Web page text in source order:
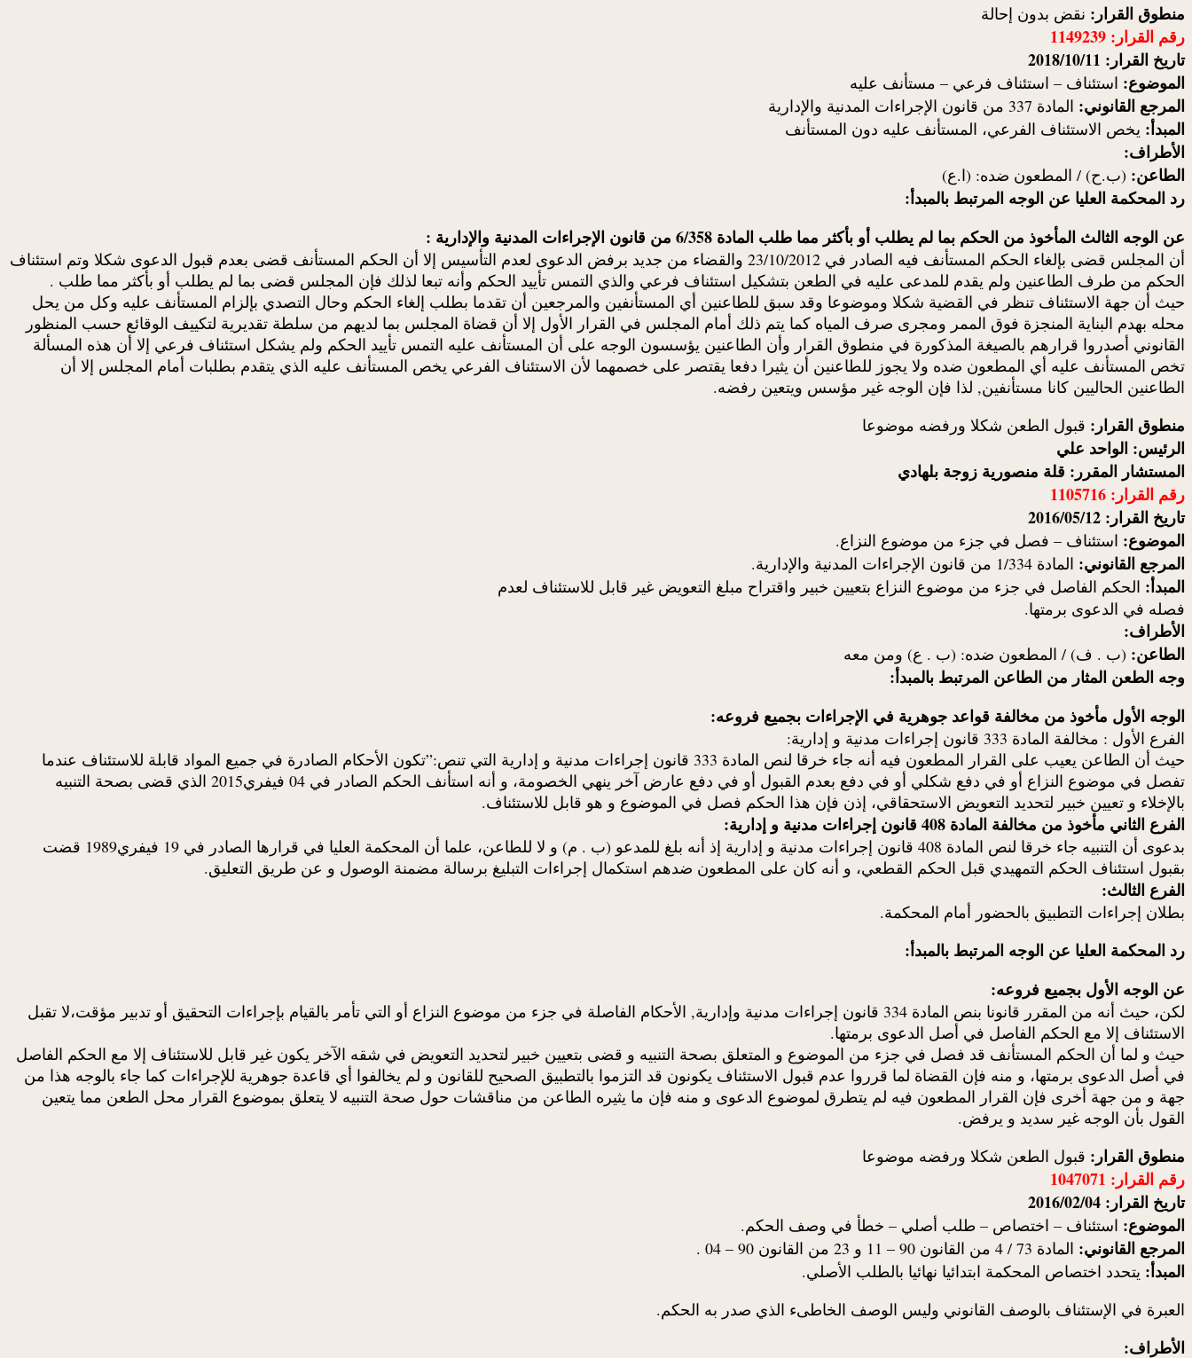
منطوق القرار: نقض بدون إحالة
رقم القرار: 1149239
تاريخ القرار: 2018/10/11
الموضوع: استئناف – استئناف فرعي – مستأنف عليه
المرجع القانوني: المادة 337 من قانون الإجراءات المدنية والإدارية
المبدأ: يخص الاستئناف الفرعي، المستأنف عليه دون المستأنف
الأطراف:
الطاعن: (ب.ح) / المطعون ضده: (ا.ع)
رد المحكمة العليا عن الوجه المرتبط بالمبدأ:
عن الوجه الثالث المأخوذ من الحكم بما لم يطلب أو بأكثر مما طلب المادة 6/358 من قانون الإجراءات المدنية والإدارية :
أن المجلس قضى بإلغاء الحكم المستأنف فيه الصادر في 23/10/2012 والقضاء من جديد برفض الدعوى لعدم التأسيس إلا أن الحكم المستأنف قضى بعدم قبول الدعوى شكلا وتم استئناف
الحكم من طرف الطاعنين ولم يقدم للمدعى عليه في الطعن بتشكيل استئناف فرعي والذي التمس تأييد الحكم وأنه تبعا لذلك فإن المجلس قضى بما لم يطلب أو بأكثر مما طلب .
حيث أن جهة الاستئناف تنظر في القضية شكلا وموضوعا وقد سبق للطاعنين أي المستأنفين والمرجعين أن تقدما بطلب إلغاء الحكم وحال التصدي بإلزام المستأنف عليه وكل من يحل
محله بهدم البناية المنجزة فوق الممر ومجرى صرف المياه كما يتم ذلك أمام المجلس في القرار الأول إلا أن قضاة المجلس بما لديهم من سلطة تقديرية لتكييف الوقائع حسب المنظور
القانوني أصدروا قرارهم بالصيغة المذكورة في منطوق القرار وأن الطاعنين يؤسسون الوجه على أن المستأنف عليه التمس تأييد الحكم ولم يشكل استئناف فرعي إلا أن هذه المسألة
تخص المستأنف عليه أي المطعون ضده ولا يجوز للطاعنين أن يثيرا دفعا يقتصر على خصمهما لأن الاستئناف الفرعي يخص المستأنف عليه الذي يتقدم بطلبات أمام المجلس إلا أن
الطاعنين الحاليين كانا مستأنفين, لذا فإن الوجه غير مؤسس ويتعين رفضه.
منطوق القرار: قبول الطعن شكلا ورفضه موضوعا
الرئيس: الواحد علي
المستشار المقرر: قلة منصورية زوجة بلهادي
رقم القرار: 1105716
تاريخ القرار: 2016/05/12
الموضوع: استئناف – فصل في جزء من موضوع النزاع.
المرجع القانوني: المادة 1/334 من قانون الإجراءات المدنية والإدارية.
المبدأ: الحكم الفاصل في جزء من موضوع النزاع بتعيين خبير واقتراح مبلغ التعويض غير قابل للاستئناف لعدم
فصله في الدعوى برمتها.
الأطراف:
الطاعن: (ب . ف) / المطعون ضده: (ب . ع) ومن معه
وجه الطعن المثار من الطاعن المرتبط بالمبدأ:
الوجه الأول مأخوذ من مخالفة قواعد جوهرية في الإجراءات بجميع فروعه:
الفرع الأول : مخالفة المادة 333 قانون إجراءات مدنية و إدارية:
حيث أن الطاعن يعيب على القرار المطعون فيه أنه جاء خرقا لنص المادة 333 قانون إجراءات مدنية و إدارية التي تنص:”تكون الأحكام الصادرة في جميع المواد قابلة للاستئناف عندما
تفصل في موضوع النزاع أو في دفع شكلي أو في دفع بعدم القبول أو في دفع عارض آخر ينهي الخصومة، و أنه استأنف الحكم الصادر في 04 فيفري2015 الذي قضى بصحة التنبيه
بالإخلاء و تعيين خبير لتحديد التعويض الاستحقاقي، إذن فإن هذا الحكم فصل في الموضوع و هو قابل للاستئناف.
الفرع الثاني مأخوذ من مخالفة المادة 408 قانون إجراءات مدنية و إدارية:
بدعوى أن التنبيه جاء خرقا لنص المادة 408 قانون إجراءات مدنية و إدارية إذ أنه بلغ للمدعو (ب . م) و لا للطاعن، علما أن المحكمة العليا في قرارها الصادر في 19 فيفري1989 قضت
بقبول استئناف الحكم التمهيدي قبل الحكم القطعي، و أنه كان على المطعون ضدهم استكمال إجراءات التبليغ برسالة مضمنة الوصول و عن طريق التعليق.
الفرع الثالث:
بطلان إجراءات التطبيق بالحضور أمام المحكمة.
رد المحكمة العليا عن الوجه المرتبط بالمبدأ:
عن الوجه الأول بجميع فروعه:
لكن، حيث أنه من المقرر قانونا بنص المادة 334 قانون إجراءات مدنية وإدارية, الأحكام الفاصلة في جزء من موضوع النزاع أو التي تأمر بالقيام بإجراءات التحقيق أو تدبير مؤقت،لا تقبل
الاستئناف إلا مع الحكم الفاصل في أصل الدعوى برمتها.
حيث و لما أن الحكم المستأنف قد فصل في جزء من الموضوع و المتعلق بصحة التنبيه و قضى بتعيين خبير لتحديد التعويض في شقه الآخر يكون غير قابل للاستئناف إلا مع الحكم الفاصل
في أصل الدعوى برمتها، و منه فإن القضاة لما قرروا عدم قبول الاستئناف يكونون قد التزموا بالتطبيق الصحيح للقانون و لم يخالفوا أي قاعدة جوهرية للإجراءات كما جاء بالوجه هذا من
جهة و من جهة أخرى فإن القرار المطعون فيه لم يتطرق لموضوع الدعوى و منه فإن ما يثيره الطاعن من مناقشات حول صحة التنبيه لا يتعلق بموضوع القرار محل الطعن مما يتعين
القول بأن الوجه غير سديد و يرفض.
منطوق القرار: قبول الطعن شكلا ورفضه موضوعا
رقم القرار: 1047071
تاريخ القرار: 2016/02/04
الموضوع: استئناف – اختصاص – طلب أصلي – خطأ في وصف الحكم.
المرجع القانوني: المادة 73 / 4 من القانون 90 – 11 و 23 من القانون 90 – 04 .
المبدأ: يتحدد اختصاص المحكمة ابتدائيا نهائيا بالطلب الأصلي.
العبرة في الإستئناف بالوصف القانوني وليس الوصف الخاطىء الذي صدر به الحكم.
الأطراف: